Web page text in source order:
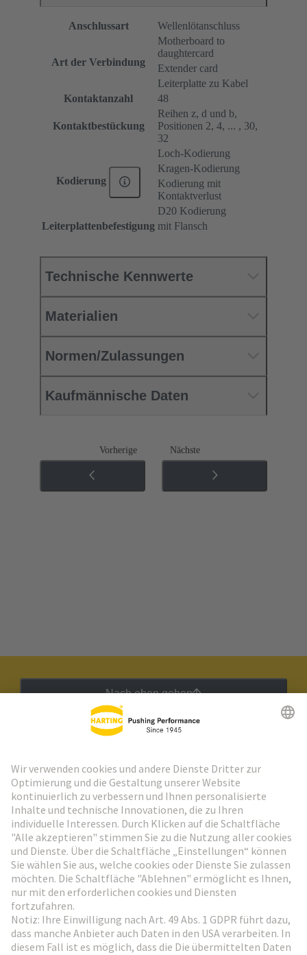
Anschlussart Wellenlötanschluss
Art der Verbindung
Motherboard to
daughtercard
Extender card
Leiterplatte zu Kabel
Kontaktanzahl
48
Kontaktbestückung
Reihen z, d und b,
Positionen 2, 4, ... , 30,
32
Kodierung
Loch-Kodierung
Kragen-Kodierung
Kodierung mit
Kontaktverlust
D20 Kodierung
Leiterplattenbefestigung mit Flansch
Technische Kennwerte
Materialien
Normen/Zulassungen
Kaufmännische Daten
Vorherige Nächste
Nach oben gehen
Weiter zur Anmeldung
Social Media